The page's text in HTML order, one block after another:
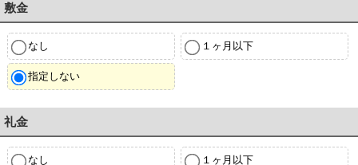
敷金
なし １ヶ月以下
指定しない
礼金
なし １ヶ月以下